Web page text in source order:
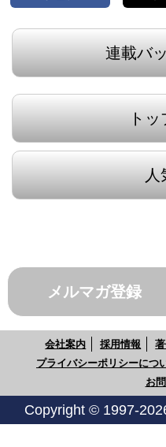
連載バ
ト
人
メルマガ登録
会社案内 採用情報
プライバシーポリシーにつ
お
Copyright © 1997-